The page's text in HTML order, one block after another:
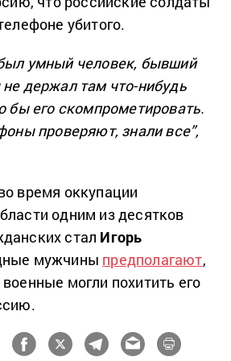
убитого.
умный человек, бывший
держал там что-нибудь
бы его скомпрометировать.
проверяют, знали все”,
время оккупации
одним из десятков
стал Игорь
мужчины предполагают,
могли похитить его